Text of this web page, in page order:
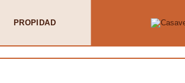
PROPIDAD